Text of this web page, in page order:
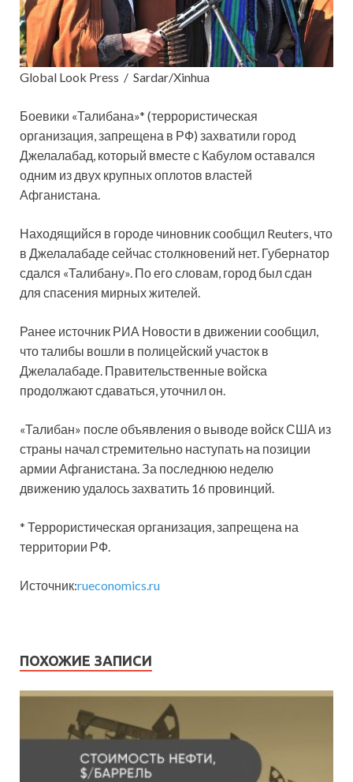
Global Look Press / Sardar/Xinhua
Боевики «Талибана»* (террористическая
организация, запрещена в РФ) захватили город
Джелалабад, который вместе с Кабулом оставался
одним из двух крупных оплотов властей
Афганистана.
Находящийся в городе чиновник сообщил Reuters, что
в Джелалабаде сейчас столкновений нет. Губернатор
сдался «Талибану». По его словам, город был сдан
для спасения мирных жителей.
Ранее источник РИА Новости в движении сообщил,
что талибы вошли в полицейский участок в
Джелалабаде. Правительственные войска
продолжают сдаваться, уточнил он.
«Талибан» после объявления о выводе войск США из
страны начал стремительно наступать на позиции
армии Афганистана. За последнюю неделю
движению удалось захватить 16 провинций.
* Террористическая организация, запрещена на
территории РФ.
Источник:rueconomics.ru
ПОХОЖИЕ ЗАПИСИ